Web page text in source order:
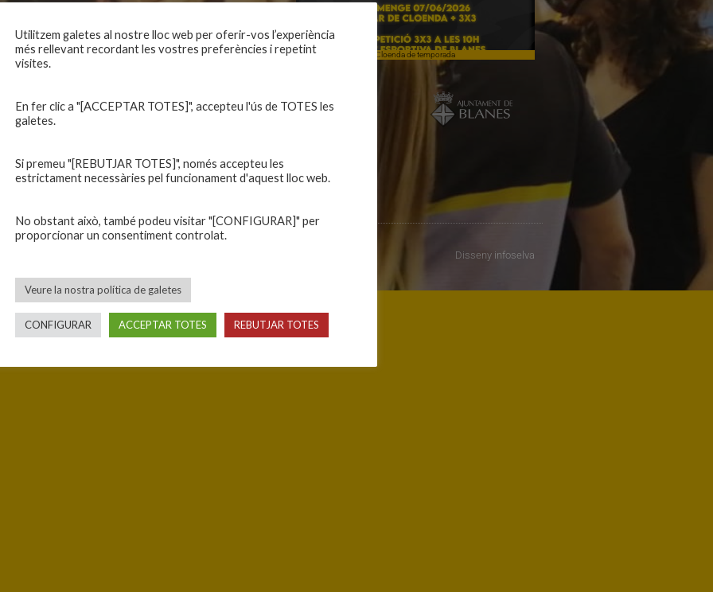
inferiors
casa
Intranet
Contacte
Un final rodó Cloenda de temporada
Disseny infoselva
Utilitzem galetes al nostre lloc web per oferir-vos l’experiència
més rellevant recordant les vostres preferències i repetint
visites.
En fer clic a "[ACCEPTAR TOTES]", accepteu l'ús de TOTES les
galetes.
Si premeu "[REBUTJAR TOTES]", només accepteu les
estrictament necessàries pel funcionament d'aquest lloc web.
No obstant això, també podeu visitar "[CONFIGURAR]" per
proporcionar un consentiment controlat.
Veure la nostra política de galetes
CONFIGURAR ACCEPTAR TOTES REBUTJAR TOTES